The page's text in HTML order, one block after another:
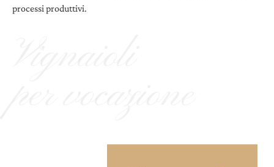
processi produttivi.
Vignaioli
per vocazione